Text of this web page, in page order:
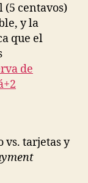
centavos)
y la
que el
de
vs. tarjetas y